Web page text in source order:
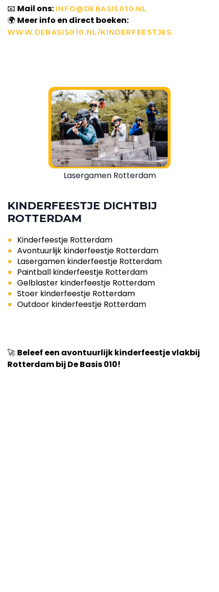
📧 Mail ons: INFO@DEBASIS010.NL
🌍 Meer info en direct boeken:
WWW.DEBASIS010.NL/KINDERFEESTJES
Lasergamen Rotterdam
KINDERFEESTJE DICHTBIJ
ROTTERDAM
Kinderfeestje Rotterdam
Avontuurlijk kinderfeestje Rotterdam
Lasergamen kinderfeestje Rotterdam
Paintball kinderfeestje Rotterdam
Gelblaster kinderfeestje Rotterdam
Stoer kinderfeestje Rotterdam
Outdoor kinderfeestje Rotterdam
🚀 Beleef een avontuurlijk kinderfeestje vlakbij
Rotterdam bij De Basis 010!